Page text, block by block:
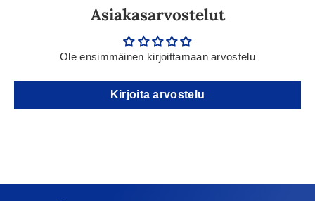
Asiakasarvostelut
Ole ensimmäinen kirjoittamaan arvostelu
Kirjoita arvostelu